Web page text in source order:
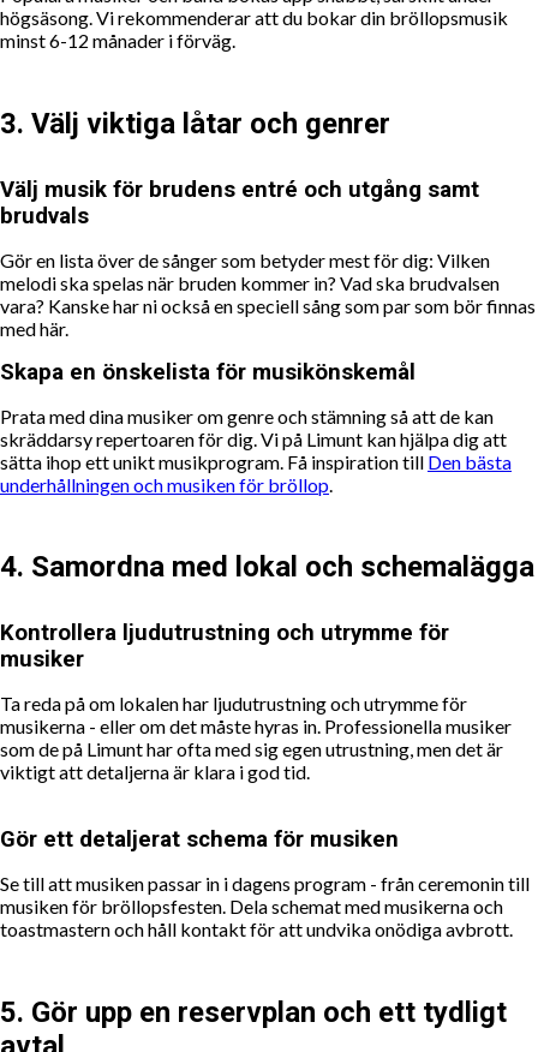
högsäsong. Vi rekommenderar att du bokar din bröllopsmusik
minst 6-12 månader i förväg.
3. Välj viktiga låtar och genrer
Välj musik för brudens entré och utgång samt
brudvals
Gör en lista över de sånger som betyder mest för dig: Vilken
melodi ska spelas när bruden kommer in? Vad ska brudvalsen
vara? Kanske har ni också en speciell sång som par som bör finnas
med här.
Skapa en önskelista för musikönskemål
Prata med dina musiker om genre och stämning så att de kan
skräddarsy repertoaren för dig. Vi på Limunt kan hjälpa dig att
sätta ihop ett unikt musikprogram. Få inspiration till Den bästa
underhållningen och musiken för bröllop.
4. Samordna med lokal och schemalägga
Kontrollera ljudutrustning och utrymme för
musiker
Ta reda på om lokalen har ljudutrustning och utrymme för
musikerna - eller om det måste hyras in. Professionella musiker
som de på Limunt har ofta med sig egen utrustning, men det är
viktigt att detaljerna är klara i god tid.
Gör ett detaljerat schema för musiken
Se till att musiken passar in i dagens program - från ceremonin till
musiken för bröllopsfesten. Dela schemat med musikerna och
toastmastern och håll kontakt för att undvika onödiga avbrott.
5. Gör upp en reservplan och ett tydligt